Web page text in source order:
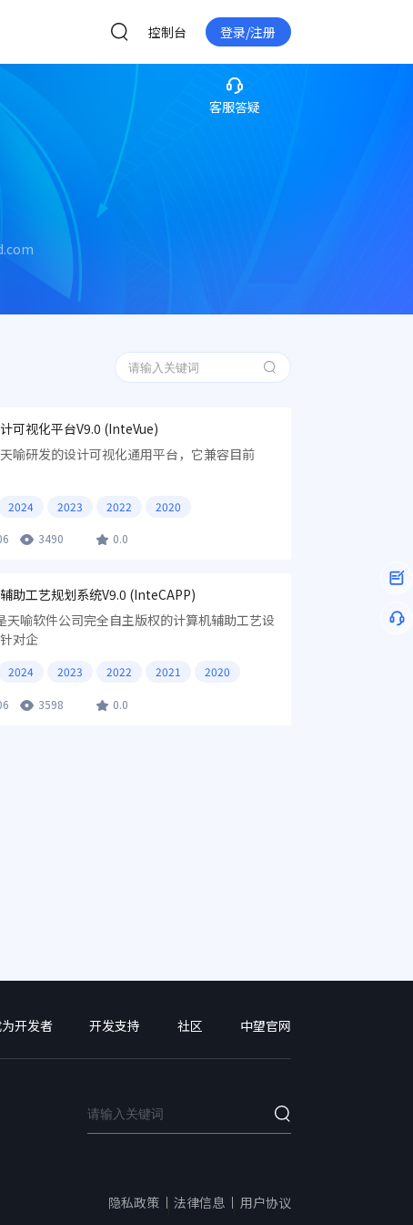
控制台 登录/注册
客服答疑
可视化平台V9.0 (InteVue)
喻研发的设计可视化通用平台，它兼容目前
2024 2023 2022 2020
3490 0.0
助工艺规划系统V9.0 (InteCAPP)
天喻软件公司完全自主版权的计算机辅助工艺设
对企
2024 2023 2022 2021 2020
3598 0.0
开发者 开发支持 社区 中望官网
隐私政策 | 法律信息 | 用户协议